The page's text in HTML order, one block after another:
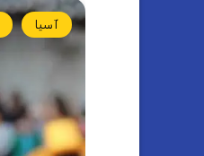
آسيا